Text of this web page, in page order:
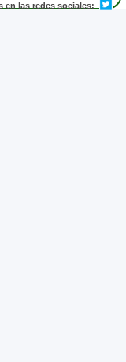
en las redes sociales: